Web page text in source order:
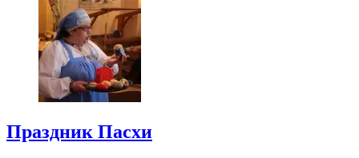
Праздник Пасхи